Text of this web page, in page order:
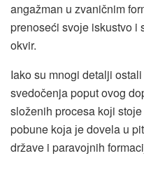
angažman u zvaničnim
prenoseći svoјe iskustvo
okvir.
Iako su mnogi detalji ostali
svedočenja poput ovog
složenih procesa koјi
pobune koјa јe dovela u
države i paravoјnih